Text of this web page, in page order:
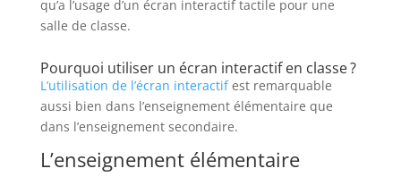
qu’a l’usage d’un écran interactif tactile pour une
salle de classe.
Pourquoi utiliser un écran interactif en classe ?
L’utilisation de l’écran interactifest remarquable
aussi bien dans l’enseignement élémentaire que
dans l’enseignement secondaire.
L’enseignement élémentaire